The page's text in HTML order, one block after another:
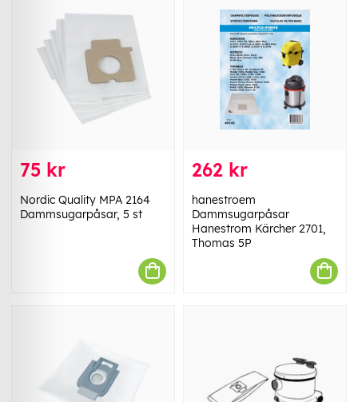
75 kr
Nordic Quality MPA 2164
Dammsugarpåsar, 5 st
262 kr
hanestroem
Dammsugarpåsar
Hanestrom Kärcher 2701,
Thomas 5P